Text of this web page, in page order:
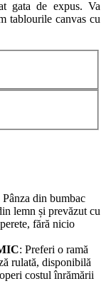
gata de expus. Va
tablourile canvas cu
Pânza din bumbac
lemn și prevăzut cu
fără nicio
: Preferi o ramă
rulată, disponibilă
costul înrămării